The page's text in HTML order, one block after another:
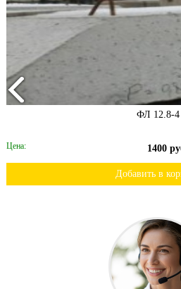
ФЛ 12.8-4
Цена: 1400
Добавить в